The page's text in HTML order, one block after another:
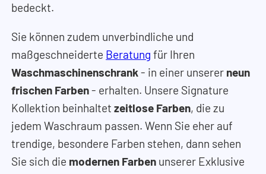
bedeckt.
Sie können zudem unverbindliche und
maßgeschneiderte Beratung für Ihren
Waschmaschinenschrank- in einer unserer neun
frischen Farben- erhalten. Unsere Signature
Kollektion beinhaltetzeitlose Farben, die zu
jedem Waschraum passen. Wenn Sie eher auf
trendige, besondere Farben stehen, dann sehen
Sie sich die modernen Farben unserer Exklusive